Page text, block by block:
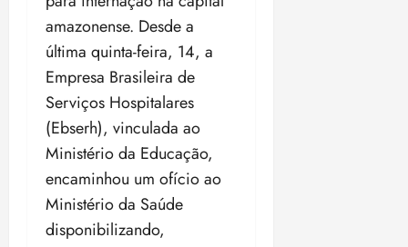
amazonense. Desde a
última quinta-feira, 14, a
Empresa Brasileira de
Serviços Hospitalares
(Ebserh), vinculada ao
Ministério da Educação,
encaminhou um ofício ao
Ministério da Saúde
disponibilizando,